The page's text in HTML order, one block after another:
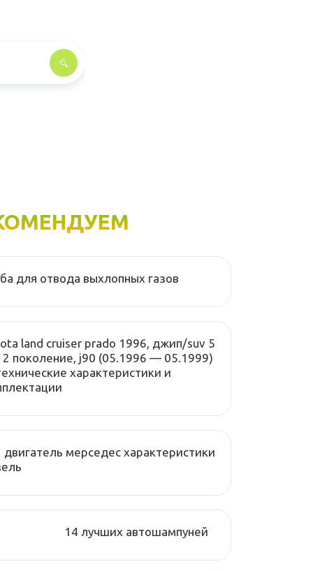
для отвода выхлопных газов
land cruiser prado 1996, джип/suv 5
2 поколение, j90 (05.1996 — 05.1999)
характеристики и
двигатель мерседес характеристики
14 лучших автошампуней